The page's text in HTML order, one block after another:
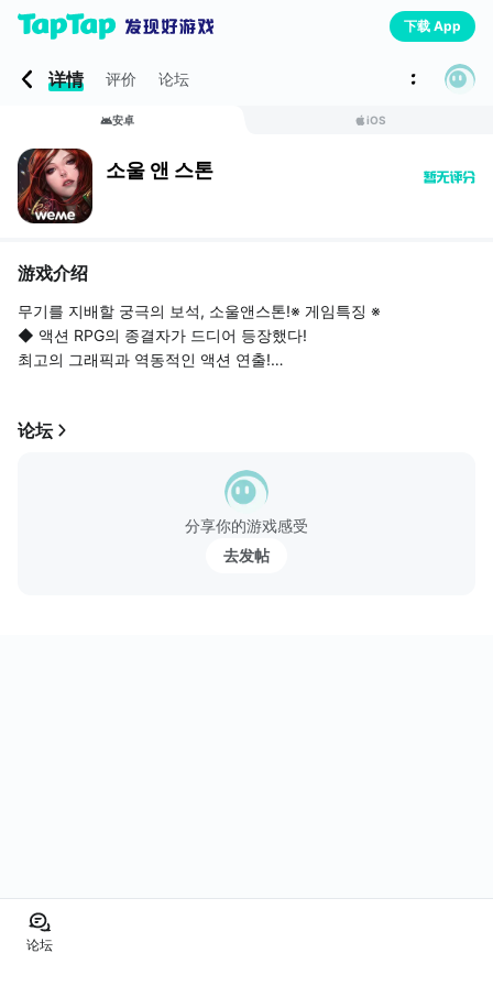
下载 App
详情 评价 论坛
安卓 iOS
소울 앤 스톤
游戏介绍
무기를 지배할 궁극의 보석, 소울앤스톤!※ 게임특징 ※
◆ 액션 RPG의 종결자가 드디어 등장했다!
최고의 그래픽과 역동적인 액션 연출!
◆ 무한대의 게임 컨텐츠를 누려라!
일반모험, 요일던전, 성물방어전 등 다양한 컨텐츠와,
论坛
分享你的游戏感受
去发帖
论坛